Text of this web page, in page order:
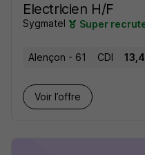
Electricien H/F
Sygmatel Super
Alençon - 61 CDI
Voir l’offre